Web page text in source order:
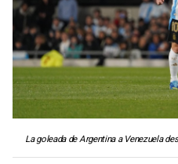
La goleada de Argentina a Venezuela